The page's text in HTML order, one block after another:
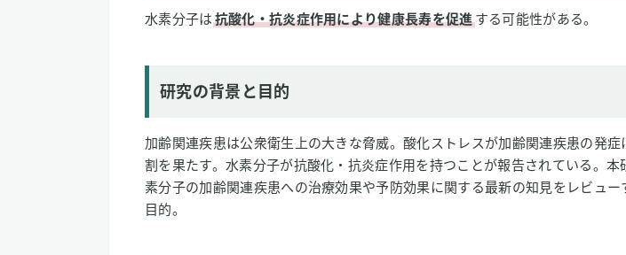
2 専門家のコメント
水素分子は抗酸化・抗炎症作用により健康長寿を促進する可能性がある。
研究の背景と目的
加齢関連疾患は公衆衛生上の大きな脅威。酸化ストレスが加齢関連疾患の発症
割を果たす。水素分子が抗酸化・抗炎症作用を持つことが報告されている。本
素分子の加齢関連疾患への治療効果や予防効果に関する最新の知見をレビュー
目的。